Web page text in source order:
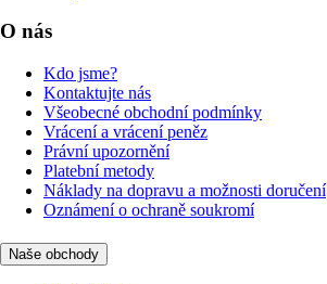
O nás
Kdo jsme?
Kontaktujte nás
Všeobecné obchodní podmínky
Vrácení a vrácení peněz
Právní upozornění
Platební metody
Náklady na dopravu a možnosti doručení
Oznámení o ochraně soukromí
Naše obchody